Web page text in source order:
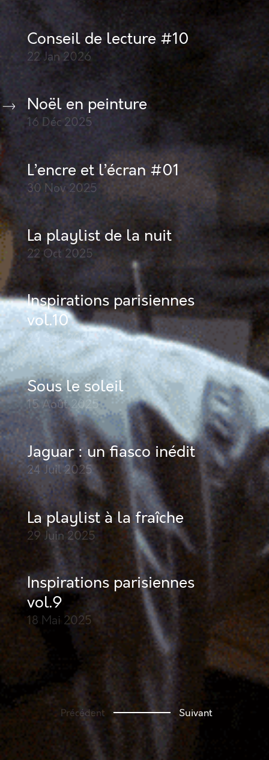
Conseil de lecture #10
22 Jan 2026
Noël en peinture
16 Déc 2025
L’encre et l’écran #01
30 Nov 2025
La playlist de la nuit
22 Oct 2025
Inspirations parisiennes
vol.10
29 Sep 2025
Sous le soleil
15 Août 2025
Jaguar : un fiasco inédit
24 Juil2025
La playlist à la fraîche
29 Juin 2025
Inspirations parisiennes
vol.9
18 Mai 2025
Précédent Suivant